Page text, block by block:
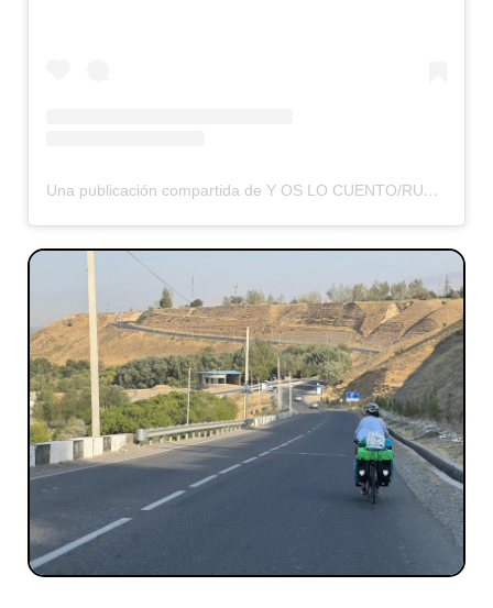
Una publicación compartida de Y OS LO CUENTO/RUMBOS OLVIDADOS (@yoslocuento)